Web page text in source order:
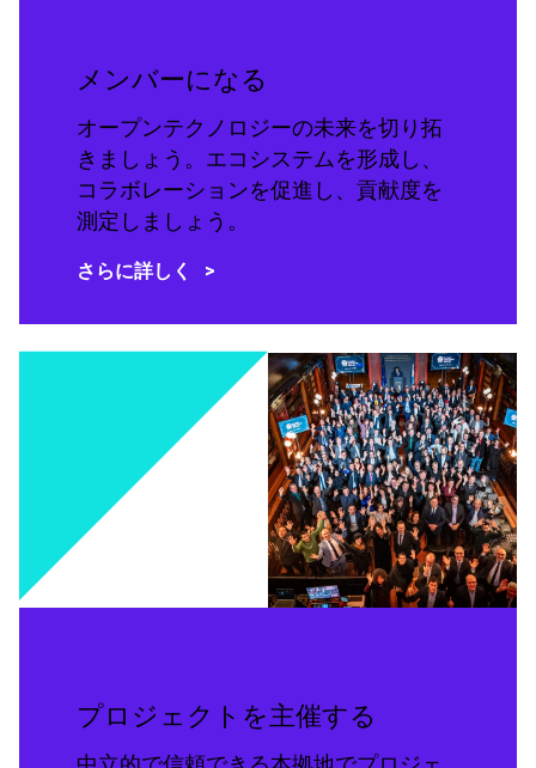
メンバーになる
オープンテクノロジーの未来を切り拓
きましょう。エコシステムを形成し、
コラボレーションを促進し、貢献度を
測定しましょう。
さらに詳しく
プロジェクトを主催する